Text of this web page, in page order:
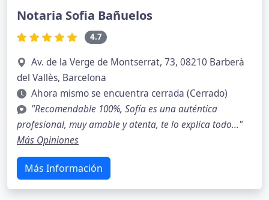
Notaria Sofia Bañuelos
4.7
Av. de la Verge de Montserrat, 73, 08210 Barberà
del Vallès, Barcelona
Ahora mismo se encuentra cerrada (Cerrado)
"Recomendable 100%, Sofía es una auténtica
profesional, muy amable y atenta, te lo explica todo..."
Más Opiniones
Más Información